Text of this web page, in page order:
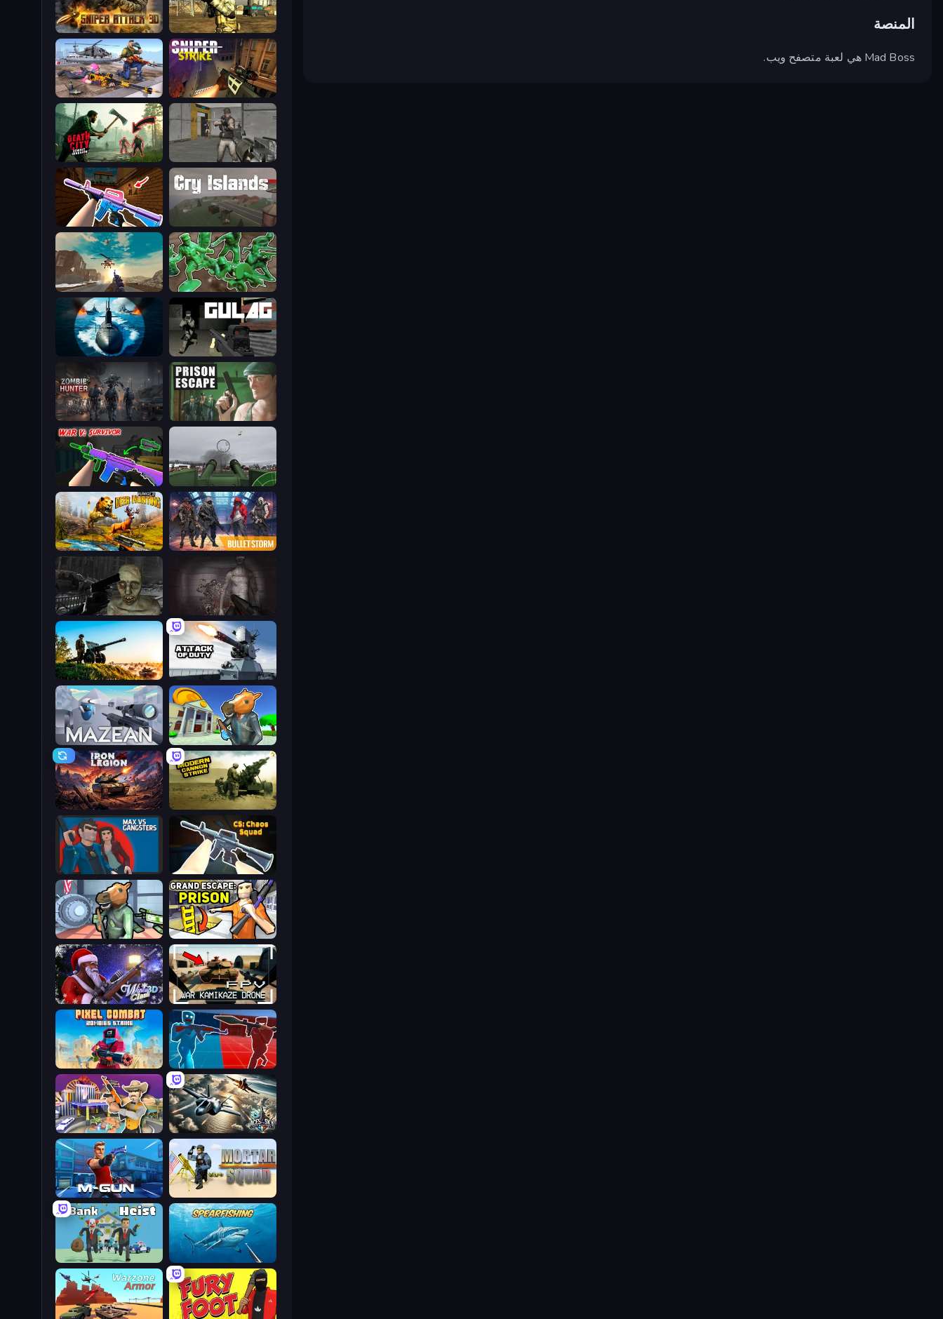
المنصة
Mad Boss هي لعبة متصفح ويب.
Mountain Operation
Sniper Attack 3D: Shooting War
Sniper Strike
FPS Commando Gun Shooting Game
Warfare Area
Death City Zombie Invasion
Cry Islands
KS Z
Soldiers - Capture and Control!
Grandfather Road Chase: Shooter
Gulag
Ships Battlefield 3D
Prison Escape
Zombie Hunter
Flakmeister
War V: Survivor
Bulletstorm
Jungle Deer Hunting
C-Virus Game: Outbreak
Attack of Duty
Artillery Vs Tanks
Bank Robbery 3
Mazean
Modern Cannon Strike
Iron Legion
CS: Chaos Squad
Max vs Gangsters
Grand Escape: Prison
Bank Robbery
FPV War Kamikaze Drone
Winter Clash 3D
Battle of the Soldiers: Red vs Blue
Pixel Combat: Zombies Strike
Aces of the Sky: Epic Dogfights
Casino Robbery
Mortar Squad
Muscle Gun.IO
Spearfishing
Bank Heist